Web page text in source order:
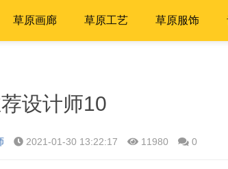
草原画廊 草原工艺 草原服饰
设计师10
2021-01-30 13:22:17 11980 0